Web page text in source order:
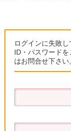
ログインに失敗
ID・パスワード
はお問合せ下さい